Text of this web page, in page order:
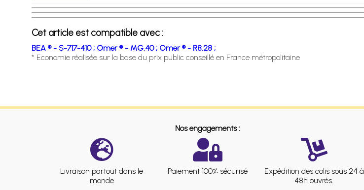
Cet article est compatible avec :
BEA ® - S-717-410 ; Omer ® - MG.40 ; Omer ® - R8.28 ;
* Economie réalisée sur la base du prix public conseillé en France métropolitaine
Nos engagements :
Livraison partout dans le
monde
Paiement 100% sécurisé
Expédition des colis sous 24 à
48h ouvrés.